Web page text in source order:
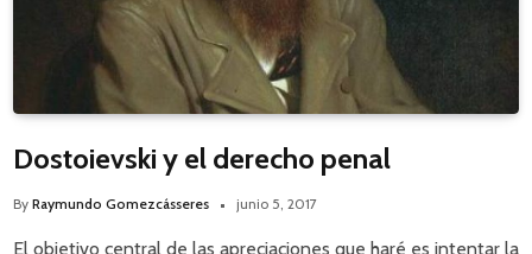
Dostoievski y el derecho penal
By Raymundo Gomezcásseres junio 5, 2017
El objetivo central de las apreciaciones que haré es intentar la